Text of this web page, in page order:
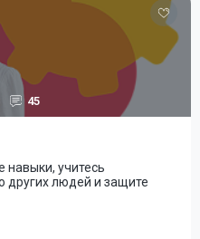
45
навыки, учитесь
других людей и защите